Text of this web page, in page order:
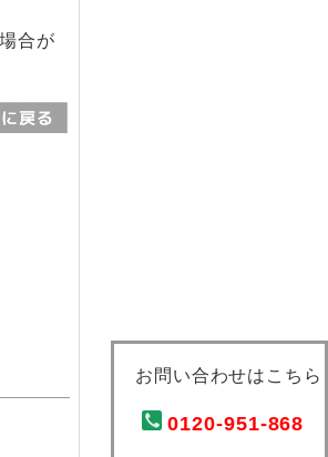
お問い合わせはこちら
0120-951-868
合が